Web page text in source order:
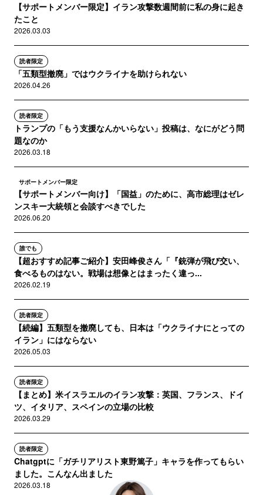
【サポートメンバー限定】イラン攻撃数週間前に私の身に起き
たこと
2026.03.03
読者限定
「五類型撤廃」ではウクライナを助けられない
2026.04.26
読者限定
トランプの「もう支援なんかいらない」投稿は、なにがどう問
題なのか
2026.03.18
サポートメンバー限定
【サポートメンバー向け】「国益」のために、高市総理はゼレ
ンスキー大統領と会談すべきでした
2026.06.20
誰でも
【超おすすめ記事ご紹介】安田峰俊さん「『銃弾が飛び交い、
食べるものはない。戦場は想像とはまったく違っ...
2026.02.19
読者限定
【続編】五類型を撤廃しても、日本は「ウクライナにとっての
イラン」にはならない
2026.05.03
読者限定
【まとめ】米イスラエルのイラン攻撃：英国、フランス、ドイ
ツ、イタリア、スペインの立場の比較
2026.03.29
読者限定
Chatgptに「ガチリアリスト東野篤子」キャラを作ってもらい
ました。こんなん出ました
2026.03.18